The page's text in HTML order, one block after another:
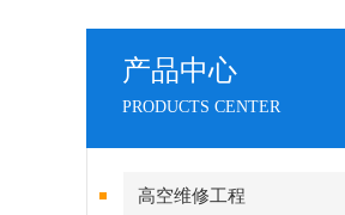
产品中心
PRODUCTS CENTER
高空维修工程